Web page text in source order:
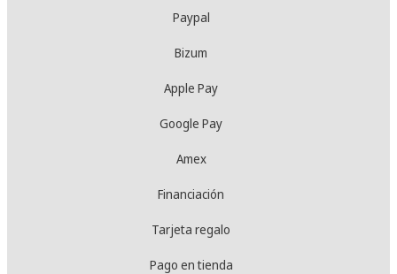
Paypal
Bizum
Apple Pay
Google Pay
Amex
Financiación
Tarjeta regalo
Pago en tienda